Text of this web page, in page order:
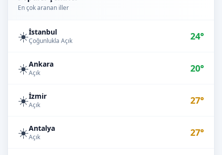
En çok aranan iller
☀️İstanbul
Çoğunlukla Açık 24°
☀️Ankara
Açık 20°
☀️İzmir
Açık 27°
☀️Antalya
Açık 27°